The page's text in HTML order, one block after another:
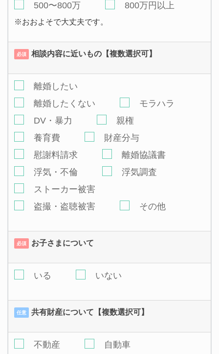
500〜800万
800万円以上
※おおよそで大丈夫です。
必須 相談内容に近いもの【複数選択可】
離婚したい
離婚したくない
モラハラ
DV・暴力
親権
養育費
財産分与
慰謝料請求
離婚協議書
浮気・不倫
浮気調査
ストーカー被害
盗撮・盗聴被害
その他
必須 お子さまについて
いる いない
任意 共有財産について【複数選択可】
不動産
自動車